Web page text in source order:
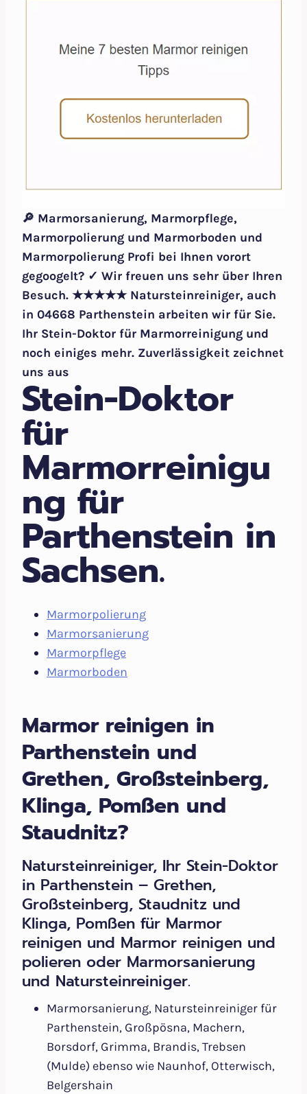
🔎 Marmorsanierung, Marmorpflege,
Marmorpolierung und Marmorboden und
Marmorpolierung Profi bei Ihnen vorort
gegoogelt? ✓ Wir freuen uns sehr über Ihren
Besuch. ★★★★★ Natursteinreiniger, auch
in 04668 Parthenstein arbeiten wir für Sie.
Ihr Stein-Doktor für Marmorreinigung und
noch einiges mehr. Zuverlässigkeit zeichnet
uns aus
Stein-Doktor
für
Marmorreinigu
ng für
Parthenstein in
Sachsen.
Marmorpolierung
Marmorsanierung
Marmorpflege
Marmorboden
Marmor reinigen in
Parthenstein und
Grethen, Großsteinberg,
Klinga, Pomßen und
Staudnitz?
Natursteinreiniger, Ihr Stein-Doktor
in Parthenstein – Grethen,
Großsteinberg, Staudnitz und
Klinga, Pomßen für Marmor
reinigen und Marmor reinigen und
polieren oder Marmorsanierung
und Natursteinreiniger.
Marmorsanierung, Natursteinreiniger für
Parthenstein, Großpösna, Machern,
Borsdorf, Grimma, Brandis, Trebsen
(Mulde) ebenso wie Naunhof, Otterwisch,
Belgershain